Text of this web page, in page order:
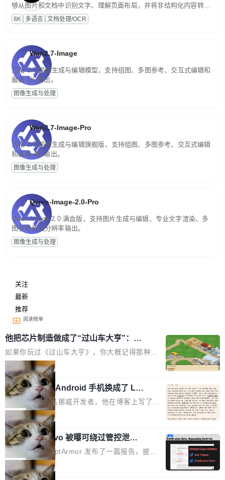
够从图片和文档中识别文字、理解页面布局，并将非结构化内容转换
为便于存储、检索和二次处理的结构化结果。
8K 多语言 文档处理/OCR
Wan2.7-Image
万相 2.7 图像生成与编辑模型，支持组图、多图参考、交互式编辑和
最高 2K 输出。
图像生成与处理
Wan2.7-Image-Pro
万相 2.7 图像生成与编辑旗舰版，支持组图、多图参考、交互式编辑
和最高 4K 输出。
图像生成与处理
Qwen-Image-2.0-Pro
Qwen-Image-2.0 满血版，支持图片生成与编辑、专业文字渲染、多
图参考和高分辨率输出。
图像生成与处理
关注
最新
推荐
阅读榜单
他把芯片制造做成了“过山车大亨”：一
个浏览器里的半导体工厂
如果你玩过《过山车大亨》，你大概记得那种俯
瞰视角——小人在公园里走来走去，游乐设施运
转着，一切都在你的注视下运行。现在想象同样
的视角，但公园里不是过山车，而是一座完整的
芯片制造工厂。 这就是 Chip Tycoon。 一个黄
色的小车载着一片硅晶圆，穿过 20 栋建筑，从
石英砂一路走到封装好的芯片。晶圆在每一站都
会发生肉眼可见的变化——长晶体、抛光、涂光
刻胶、蚀刻、离子注入、铜互联。公园中央是一
个环形路线，因为芯片制造需要把光刻流程重复
大约 60 次，每次一层。动画里简化为 4 圈。 整
局
一名开发者将 Android 手机换成了 Lin
ux，称“AOSP 已死”
Runarcn 是一名挪威开发者，他在博客上写了一
篇文章，标题很直白：《I'm switching my phon
e from Android to Linux》。 他的核心论点很简
单：AOSP（Android Open Source Project）
已经死了。不是技术上死了，而是作为一个真正
的开源项目死了。Google 把越来越多的核心功
能从 AOSP 移到了闭源的 Google Play Service
局
Atlassian Rovo 被曝可绕过管控泄露 J
ira 和 Confluence 数据，厂商两个月没
回复
安全公司 PromptArmor 发布了一篇报告，披露
Atlassian 的 AI agent Rovo 存在严重的数据泄
露漏洞：攻击者可以通过 indirect prompt inject
局